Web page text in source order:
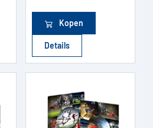
Kopen
Details